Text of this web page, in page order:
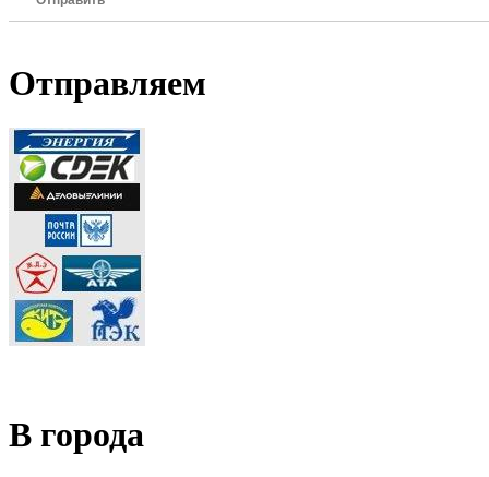
Отправляем
В города